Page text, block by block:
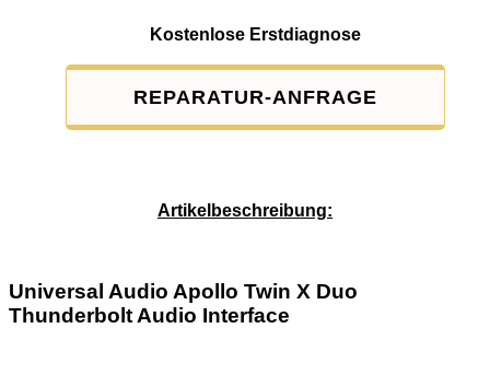
Kostenlose Erstdiagnose
REPARATUR-ANFRAGE
Artikelbeschreibung:
Universal Audio Apollo Twin X Duo
Thunderbolt Audio Interface